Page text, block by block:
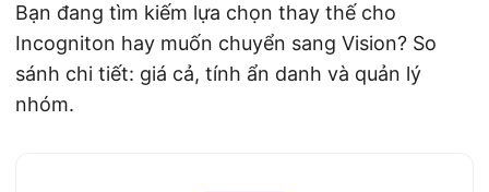
Bạn đang tìm kiếm lựa chọn thay thế cho
Incogniton hay muốn chuyển sang Vision? So
sánh chi tiết: giá cả, tính ẩn danh và quản lý
nhóm.